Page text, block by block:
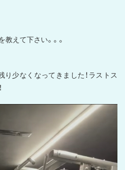
えて下さい。。。
少なくなってきました！ラストス